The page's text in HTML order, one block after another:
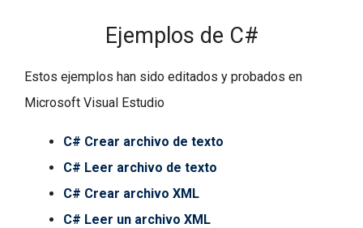
Ejemplos de C#
Estos ejemplos han sido editados y probados en
Microsoft Visual Estudio
C# Crear archivo de texto
C# Leer archivo de texto
C# Crear archivo XML
C# Leer un archivo XML